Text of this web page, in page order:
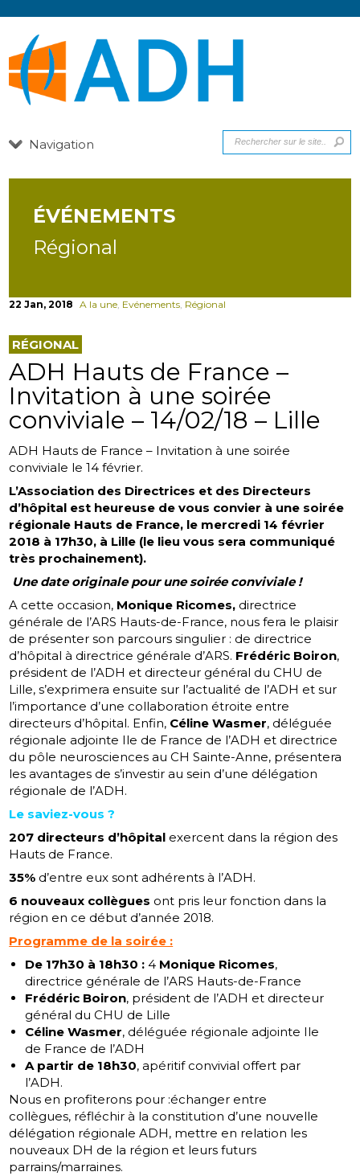
Navigation
ÉVÉNEMENTS
Régional
22 Jan, 2018 A la une, Evénements, Régional
RÉGIONAL
ADH Hauts de France –
Invitation à une soirée
conviviale – 14/02/18 – Lille
ADH Hauts de France – Invitation à une soirée
conviviale le 14 février.
L’Association des Directrices et des Directeurs
d’hôpital est heureuse de vous convier à une soirée
régionale Hauts de France, le mercredi 14 février
2018 à 17h30, à Lille (le lieu vous sera communiqué
très prochainement).
Une date originale pour une soirée conviviale !
A cette occasion, Monique Ricomes, directrice
générale de l’ARS Hauts-de-France, nous fera le plaisir
de présenter son parcours singulier : de directrice
d’hôpital à directrice générale d’ARS. Frédéric Boiron,
président de l’ADH et directeur général du CHU de
Lille, s’exprimera ensuite sur l’actualité de l’ADH et sur
l’importance d’une collaboration étroite entre
directeurs d’hôpital. Enfin, Céline Wasmer, déléguée
régionale adjointe Ile de France de l’ADH et directrice
du pôle neurosciences au CH Sainte-Anne, présentera
les avantages de s’investir au sein d’une délégation
régionale de l’ADH.
Le saviez-vous ?
207 directeurs d’hôpital exercent dans la région des
Hauts de France.
35% d’entre eux sont adhérents à l’ADH.
6 nouveaux collègues ont pris leur fonction dans la
région en ce début d’année 2018.
Programme de la soirée :
De 17h30 à 18h30 : 4 Monique Ricomes,
directrice générale de l’ARS Hauts-de-France
Frédéric Boiron, président de l’ADH et directeur
général du CHU de Lille
Céline Wasmer, déléguée régionale adjointe Ile
de France de l’ADH
A partir de 18h30, apéritif convivial offert par
l’ADH.
Nous en profiterons pour :échanger entre
collègues, réfléchir à la constitution d’une nouvelle
délégation régionale ADH, mettre en relation les
nouveaux DH de la région et leurs futurs
parrains/marraines.